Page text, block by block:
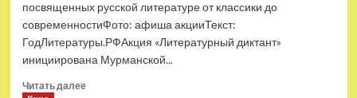
посвященных русской литературе от классики до
современностиФото: афиша акцииТекст:
ГодЛитературы.РФАкция «Литературный диктант»
инициирована Мурманской...
Читать далееПрочитать